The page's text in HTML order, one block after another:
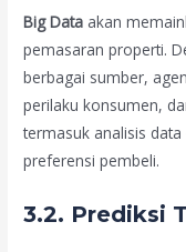
Big Data akan
pemasaran properti.
berbagai sumber,
perilaku konsumen,
termasuk analisis
preferensi pembeli.
3.2. Prediksi